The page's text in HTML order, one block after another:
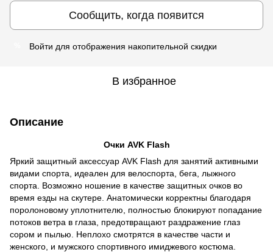
Сообщить, когда появится
Войти для отображения накопительной скидки
В избранное
Описание
Очки AVK Flash
Яркий защитный аксессуар AVK Flash для занятий активными
видами спорта, идеален для велоспорта, бега, лыжного
спорта. Возможно ношение в качестве защитных очков во
время езды на скутере. Анатомически корректны благодаря
поролоновому уплотнителю, полностью блокируют попадание
потоков ветра в глаза, предотвращают раздражение глаз
сором и пылью. Неплохо смотрятся в качестве части и
женского, и мужского спортивного имиджевого костюма.